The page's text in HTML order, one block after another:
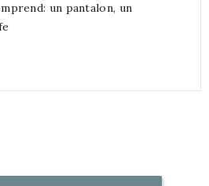
un pantalon, un